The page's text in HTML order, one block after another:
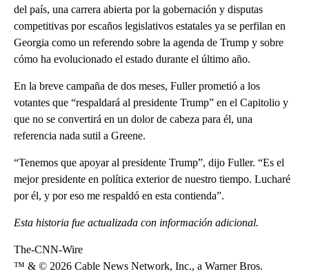
del país, una carrera abierta por la gobernación y disputas
competitivas por escaños legislativos estatales ya se perfilan en
Georgia como un referendo sobre la agenda de Trump y sobre
cómo ha evolucionado el estado durante el último año.
En la breve campaña de dos meses, Fuller prometió a los
votantes que “respaldará al presidente Trump” en el Capitolio y
que no se convertirá en un dolor de cabeza para él, una
referencia nada sutil a Greene.
“Tenemos que apoyar al presidente Trump”, dijo Fuller. “Es el
mejor presidente en política exterior de nuestro tiempo. Lucharé
por él, y por eso me respaldó en esta contienda”.
Esta historia fue actualizada con información adicional.
The-CNN-Wire
™ & © 2026 Cable News Network, Inc., a Warner Bros.